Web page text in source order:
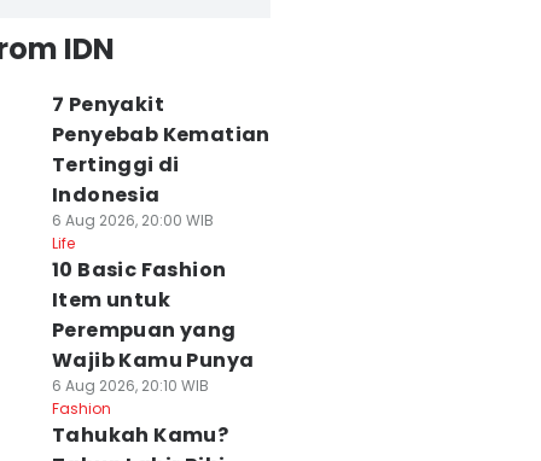
IDN
7 Penyakit
Penyebab Kematian
Tertinggi di
Indonesia
6 Aug 2026, 20:00 WIB
Life
10 Basic Fashion
Item untuk
Perempuan yang
Wajib Kamu Punya
6 Aug 2026, 20:10 WIB
Fashion
Tahukah Kamu?